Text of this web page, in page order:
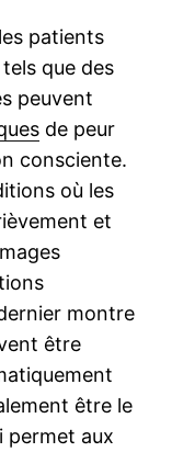
patients
que des
peuvent
de peur
consciente.
où les
et
montre
être
être le
permet aux